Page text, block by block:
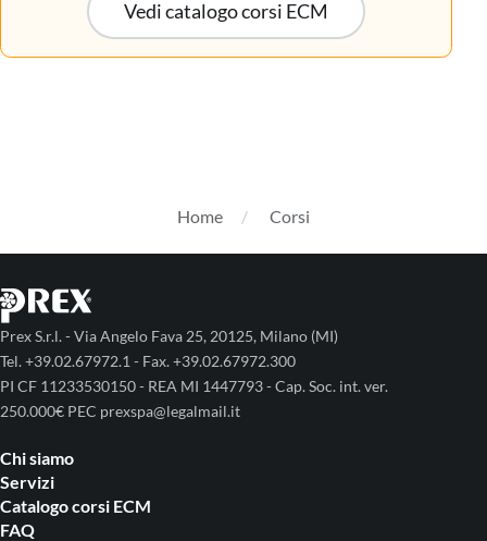
Vedi catalogo corsi ECM
Home Corsi
Prex S.r.l. - Via Angelo Fava 25, 20125, Milano (MI)
Tel. +39.02.67972.1 - Fax. +39.02.67972.300
PI CF 11233530150 - REA MI 1447793 - Cap. Soc. int. ver.
250.000€ PEC prexspa@legalmail.it
Chi siamo
Servizi
Catalogo corsi ECM
FAQ